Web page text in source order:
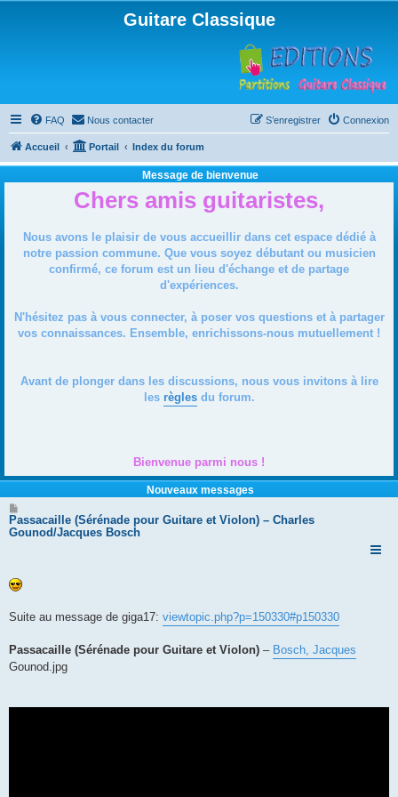
Guitare Classique
FAQ Nous contacter Connexion
S’enregistrer
Accueil Portail Index du forum
Message de bienvenue
Chers amis guitaristes,
Nous avons le plaisir de vous accueillir dans cet espace dédié à
notre passion commune. Que vous soyez débutant ou musicien
confirmé, ce forum est un lieu d'échange et de partage
d'expériences.
N'hésitez pas à vous connecter, à poser vos questions et à partager
vos connaissances. Ensemble, enrichissons-nous mutuellement !
Avant de plonger dans les discussions, nous vous invitons à lire
les règlesdu forum.
Bienvenue parmi nous !
Nouveaux messages
e
s
e
Passacaille (Sérénade pour Guitare et Violon) – Charles
Gounod/Jacques Bosch
Suite au message de giga17: viewtopic.php?p=150330#p150330
Passacaille (Sérénade pour Guitare et Violon) – Bosch, Jacques
Gounod.jpg